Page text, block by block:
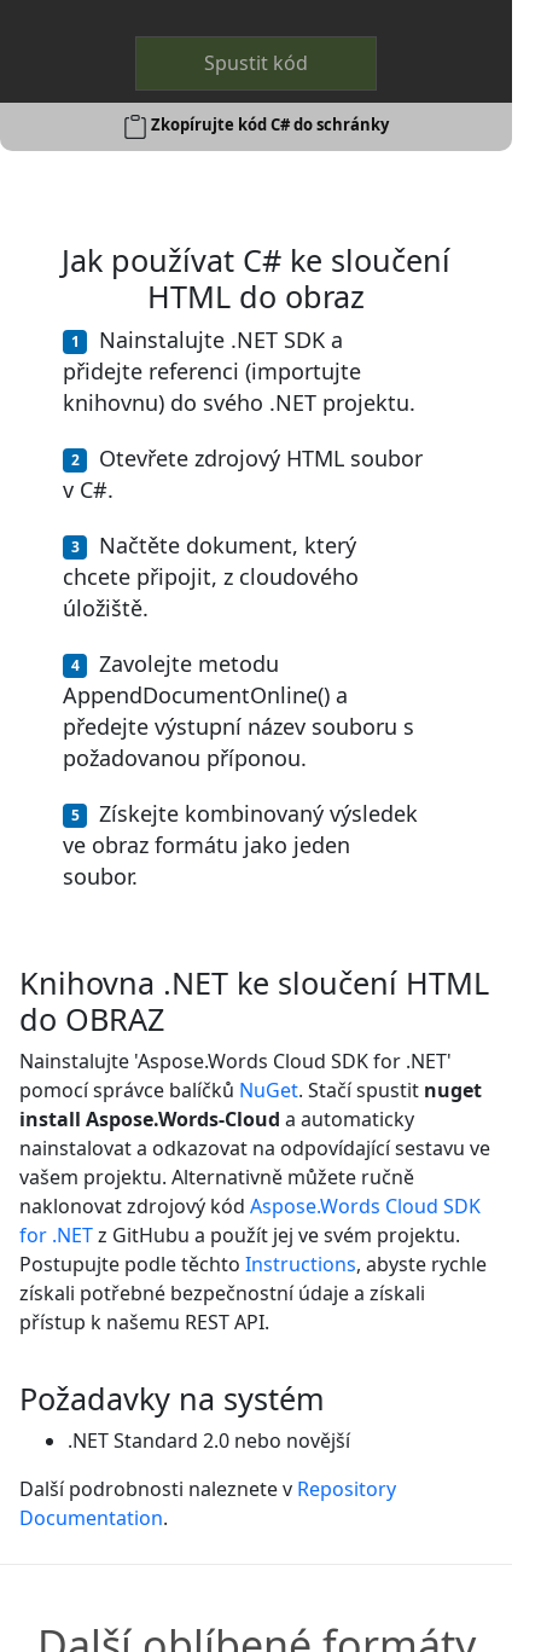
Spustit kód
Zkopírujte kód C# do schránky
Jak používat C# ke sloučení
HTML do obraz
Nainstalujte .NET SDK a
přidejte referenci (importujte
knihovnu) do svého .NET projektu.
Otevřete zdrojový HTML soubor
v C#.
Načtěte dokument, který
chcete připojit, z cloudového
úložiště.
Zavolejte metodu
AppendDocumentOnline() a
předejte výstupní název souboru s
požadovanou příponou.
Získejte kombinovaný výsledek
ve obraz formátu jako jeden
soubor.
Knihovna .NET ke sloučení HTML
do OBRAZ
Nainstalujte 'Aspose.Words Cloud SDK for .NET'
pomocí správce balíčků NuGet. Stačí spustit nuget
install Aspose.Words-Cloud a automaticky
nainstalovat a odkazovat na odpovídající sestavu ve
vašem projektu. Alternativně můžete ručně
naklonovat zdrojový kód Aspose.Words Cloud SDK
for .NETz GitHubu a použít jej ve svém projektu.
Postupujte podle těchto Instructions, abyste rychle
získali potřebné bezpečnostní údaje a získali
přístup k našemu REST API.
Požadavky na systém
.NET Standard 2.0 nebo novější
Další podrobnosti naleznete v Repository
Documentation.